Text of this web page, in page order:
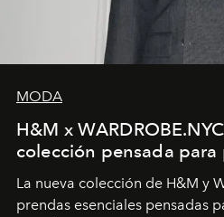
MODA
H&M x
colección pensada
La nueva colección de H&M y
prendas esenciales pensadas